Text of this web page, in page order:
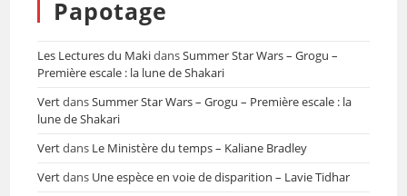
Papotage
Les Lectures du MakidansSummer Star Wars – Grogu –
Première escale : la lune de Shakari
VertdansSummer Star Wars – Grogu – Première escale : la
lune de Shakari
Vertdans Le Ministère du temps – Kaliane Bradley
Vertdans Une espèce en voie de disparition – Lavie Tidhar